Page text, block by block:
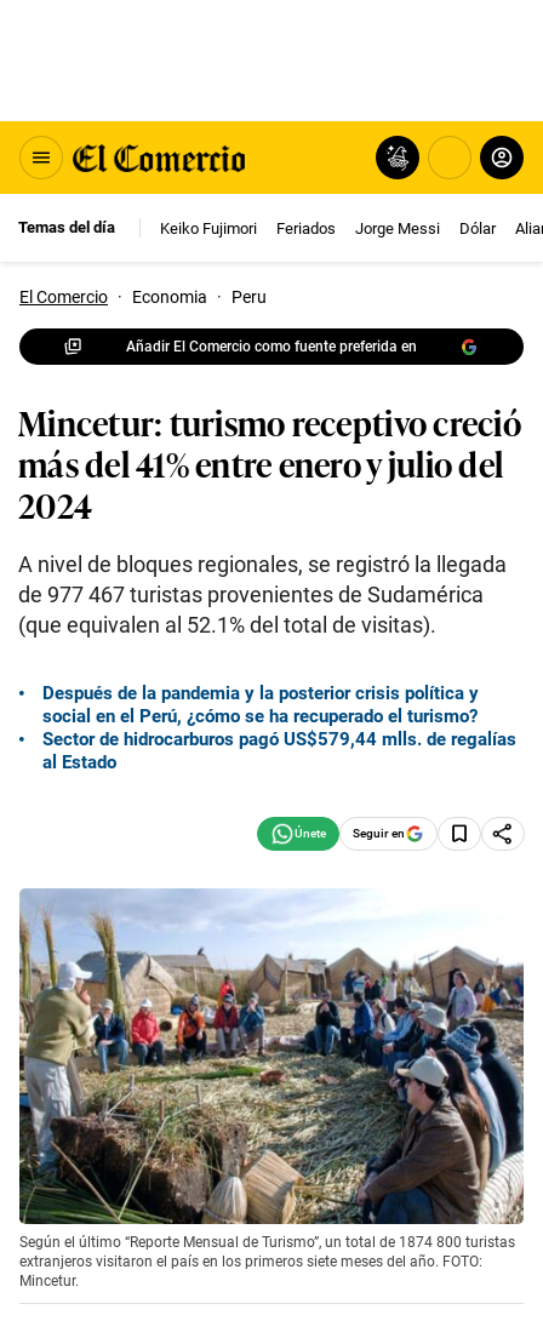
Temas del día Keiko Fujimori Feriados Jorge Messi Dólar
El Comercio · Economia · Peru
Añadir El Comercio como fuente preferida en
Mincetur: turismo receptivo creció
más del 41% entre enero y julio del
2024
A nivel de bloques regionales, se registró la llegada
de 977 467 turistas provenientes de Sudamérica
(que equivalen al 52.1% del total de visitas).
Después de la pandemia y la posterior crisis política y
social en el Perú, ¿cómo se ha recuperado el turismo?
Sector de hidrocarburos pagó US$579,44 mlls. de regalías
al Estado
Seguir en
Según el último “Reporte Mensual de Turismo”, un total de 1874 800 turistas
extranjeros visitaron el país en los primeros siete meses del año. FOTO:
Mincetur.